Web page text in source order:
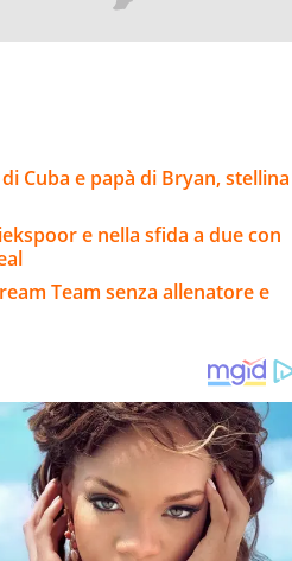
Cuba e papà di Bryan, stellina
e nella sfida a due con
Team senza allenatore e